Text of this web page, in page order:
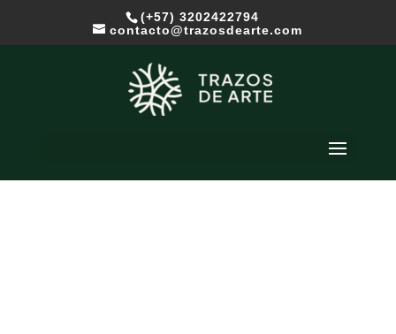
(+57) 3202422794
contacto@trazosdearte.com